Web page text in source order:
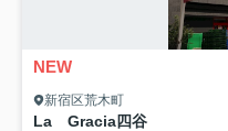
NEW
新宿区荒木町
La Gracia四谷